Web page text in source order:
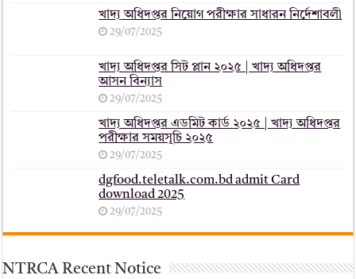
খাদ্য অধিদপ্তর নিয়োগ পরীক্ষার সাধারন নির্দেশাবলী
29/07/2025
খাদ্য অধিদপ্তর সিট প্লান ২০২৫ | খাদ্য অধিদপ্তর
আসন বিন্যাস
29/07/2025
খাদ্য অধিদপ্তর এডমিট কার্ড ২০২৫ | খাদ্য অধিদপ্তর
পরীক্ষার সময়সূচি ২০২৫
29/07/2025
dgfood.teletalk.com.bd admit Card
download 2025
29/07/2025
NTRCA Recent Notice